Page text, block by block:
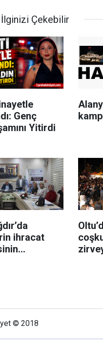
İlginizi Çekebilir
Genç
Yitirdi
ihracat
© 2018